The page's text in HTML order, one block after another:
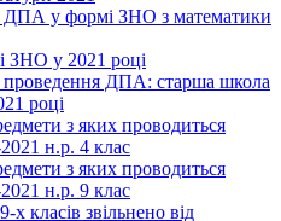
ДПА у формі ЗНО з математики
у 2021 році
проведення ДПА: старша школа
році
з яких проводиться
н.р. 4 клас
з яких проводиться
н.р. 9 клас
х класів звільнено від